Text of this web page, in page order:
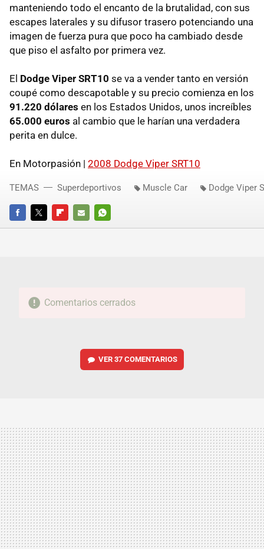
manteniendo todo el encanto de la brutalidad, con sus
escapes laterales y su difusor trasero potenciando una
imagen de fuerza pura que poco ha cambiado desde
que piso el asfalto por primera vez.
El Dodge Viper SRT10 se va a vender tanto en versión
coupé como descapotable y su precio comienza en los
91.220 dólares en los Estados Unidos, unos increíbles
65.000 euros al cambio que le harían una verdadera
perita en dulce.
En Motorpasión | 2008 Dodge Viper SRT10
FACEBOOKTWITTERFLIPBOARD
E-
WHATSAPP
TEMAS Superdeportivos Muscle Car Dodge Viper
Comentarios cerrados
VER 37 COMENTARIOS